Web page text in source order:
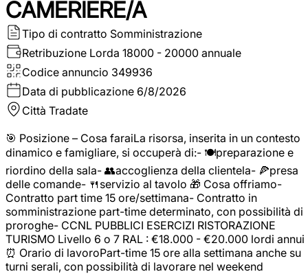
CAMERIERE/A
Tipo di contratto Somministrazione
Retribuzione Lorda 18000 - 20000 annuale
Codice annuncio 349936
Data di pubblicazione 6/8/2026
Città Tradate
🎯 Posizione – Cosa faraiLa risorsa, inserita in un contesto
dinamico e famigliare, si occuperà di:- 🍽️preparazione e
riordino della sala- 👥accoglienza della clientela- 🍕presa
delle comande- 🍴servizio al tavolo 🎁 Cosa offriamo-
Contratto part time 15 ore/settimana- Contratto in
somministrazione part-time determinato, con possibilità di
proroghe- CCNL PUBBLICI ESERCIZI RISTORAZIONE
TURISMO Livello 6 o 7 RAL : €18.000 - €20.000 lordi annui
⏰ Orario di lavoroPart-time 15 ore alla settimana anche su
turni serali, con possibilità di lavorare nel weekend